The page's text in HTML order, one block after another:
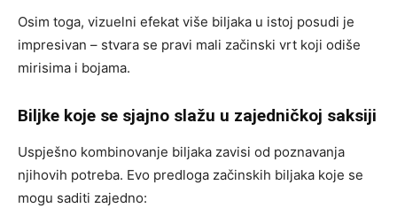
Osim toga, vizuelni efekat više biljaka u istoj posudi je
impresivan – stvara se pravi mali začinski vrt koji odiše
mirisima i bojama.
Biljke koje se sjajno slažu u zajedničkoj saksiji
Uspješno kombinovanje biljaka zavisi od poznavanja
njihovih potreba. Evo predloga začinskih biljaka koje se
mogu saditi zajedno: